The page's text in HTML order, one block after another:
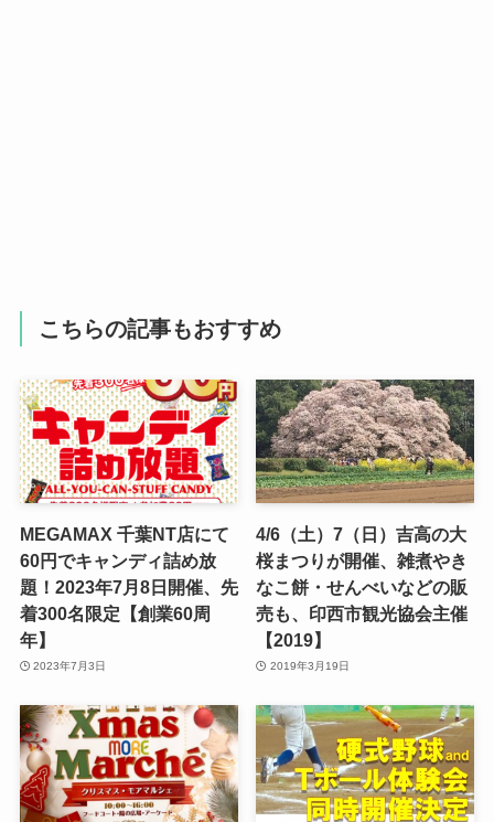
こちらの記事もおすすめ
MEGAMAX 千葉NT店にて
60円でキャンディ詰め放
題！2023年7月8日開催、先
着300名限定【創業60周
年】
2023年7月3日
4/6（土）7（日）吉高の大
桜まつりが開催、雑煮やき
なこ餅・せんべいなどの販
売も、印西市観光協会主催
【2019】
2019年3月19日